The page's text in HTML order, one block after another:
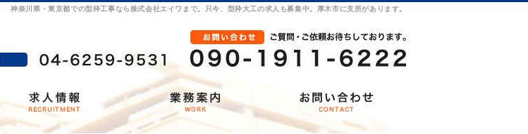
神奈川県・東京都での型枠工事なら株式会社エイワまで。只今、型枠大工の求人も募集中。厚木市に支所があります。